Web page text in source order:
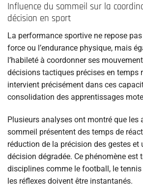
Influence du sommeil sur la
décision en sport
La performance sportive ne repose
force ou l’endurance physique, mais
l’habileté à coordonner ses
décisions tactiques précises en temps
intervient précisément dans ces
consolidation des apprentissages
Plusieurs analyses ont montré que les
sommeil présentent des temps de
réduction de la précision des gestes et
décision dégradée. Ce phénomène est
disciplines comme le football, le
les réflexes doivent être instantanés.